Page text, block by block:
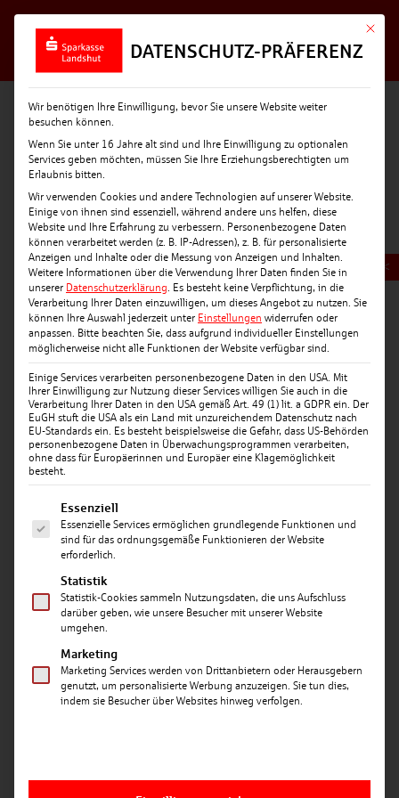
<
Datum: 05.06.2026
Vorfreude auf Sparkassen Mini-WM wächst
32 F-JUNIOREN-TEAMS AUS LANDSHUT,
VILSBIBURG, ROTTENBURG UND MALLERSDORF-
PFAFFENBERG FIEBERN DEM START DES TURNIERS
AM 13. JUNI ENTGEGEN.
In den letzten Tagen und Wochen übergaben unsere
Landshut.
Mit
DATENSCHUTZ-PRÄFERENZ
Wir benötigen Ihre Einwilligung, bevor Sie unsere Website weiter
besuchen können.
Wenn Sie unter 16 Jahre alt sind und Ihre Einwilligung zu optionalen
Services geben möchten, müssen Sie Ihre Erziehungsberechtigten um
Erlaubnis bitten.
Wir verwenden Cookies und andere Technologien auf unserer Website.
Einige von ihnen sind essenziell, während andere uns helfen, diese
Website und Ihre Erfahrung zu verbessern. Personenbezogene Daten
können verarbeitet werden (z. B. IP-Adressen), z. B. für personalisierte
Anzeigen und Inhalte oder die Messung von Anzeigen und Inhalten.
Weitere Informationen über die Verwendung Ihrer Daten finden Sie in
unserer Datenschutzerklärung. Es besteht keine Verpflichtung, in die
Verarbeitung Ihrer Daten einzuwilligen, um dieses Angebot zu nutzen. Sie
können Ihre Auswahl jederzeit unter Einstellungen widerrufen oder
anpassen. Bitte beachten Sie, dass aufgrund individueller Einstellungen
möglicherweise nicht alle Funktionen der Website verfügbar sind.
Einige Services verarbeiten personenbezogene Daten in den USA. Mit
Ihrer Einwilligung zur Nutzung dieser Services willigen Sie auch in die
Verarbeitung Ihrer Daten in den USA gemäß Art. 49 (1) lit. a GDPR ein. Der
EuGH stuft die USA als ein Land mit unzureichendem Datenschutz nach
EU-Standards ein. Es besteht beispielsweise die Gefahr, dass US-Behörden
personenbezogene Daten in Überwachungsprogrammen verarbeiten,
ohne dass für Europäerinnen und Europäer eine Klagemöglichkeit
besteht.
Es folgt eine Liste der Service-Gruppen, für die
Essenziell
Essenzielle Services ermöglichen grundlegende Funktionen und
sind für das ordnungsgemäße Funktionieren der Website
erforderlich.
Statistik
Statistik-Cookies sammeln Nutzungsdaten, die uns Aufschluss
darüber geben, wie unsere Besucher mit unserer Website
umgehen.
Marketing
Marketing Services werden von Drittanbietern oder Herausgebern
genutzt, um personalisierte Werbung anzuzeigen. Sie tun dies,
indem sie Besucher über Websites hinweg verfolgen.